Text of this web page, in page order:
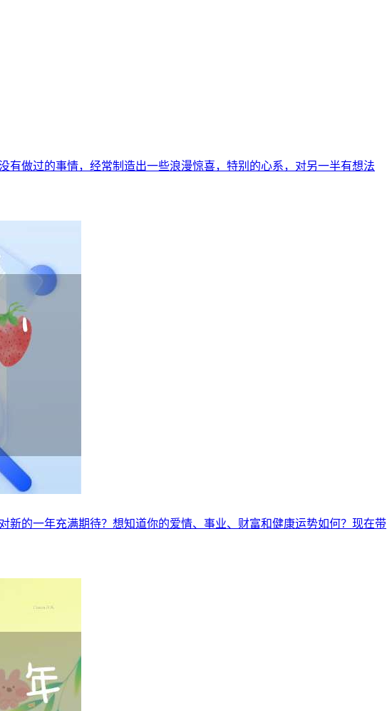
做过的事情，经常制造出一些浪漫惊喜，特别的心系，对另一半有想法
新的一年充满期待？想知道你的爱情、事业、财富和健康运势如何？现在带